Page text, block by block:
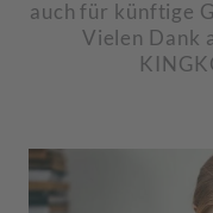
auch für künftige
Vielen Dank